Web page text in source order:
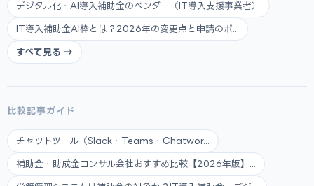
デジタル化・AI導入補助金のベンダー（IT導入支援事業者）
IT導入補助金AI枠とは？2026年の変更点と申請のポ...
すべて見る →
比較記事ガイド
チャットツール（Slack・Teams・Chatwor...
補助金・助成金コンサル会社おすすめ比較【2026年版】...